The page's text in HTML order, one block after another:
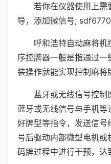
若你在仪器使用上需
导，添加微信号; sdf6770
呼和浩特自动麻将机
序控牌器一般是指通过
装操作就能实现控制麻将
蓝牙或无线信号控制
蓝牙或无线信号与手机
好牌型等指令，发送信
号后驱动内部微型电机或
码牌过程中进行干预，达